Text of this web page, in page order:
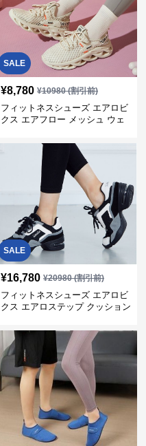
SALE
¥8,780 ¥10980(割引前)
フィットネスシューズ エアロビ
クス エアフロー メッシュ ウェ
SALE
¥16,780 ¥20980(割引前)
フィットネスシューズ エアロビ
クス エアロステップ クッション